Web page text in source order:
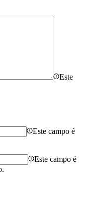
Este
Este campo é
Este campo é